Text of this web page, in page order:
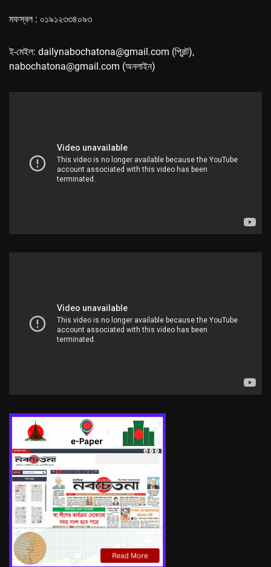
মফস্বল : ০১৯১২৩৩৪০৯৩
ই-মেইল: dailynabochatona@gmail.com (প্রিন্ট),
nabochatona@gmail.com (অনলাইন)